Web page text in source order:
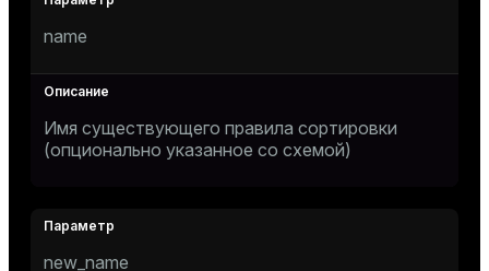
name
Имя существующего правила сортировки
(опционально указанное со схемой)
new_name